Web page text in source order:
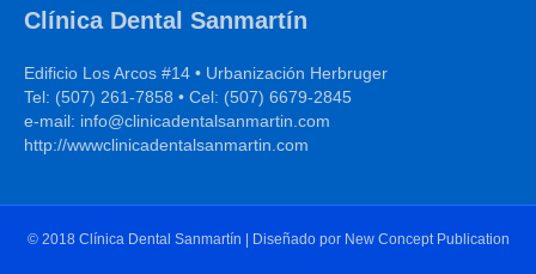
Clínica Dental Sanmartín
Edificio Los Arcos #14 • Urbanización Herbruger
Tel: (507) 261-7858 • Cel: (507) 6679-2845
e-mail: info@clinicadentalsanmartin.com
http://wwwclinicadentalsanmartin.com
© 2018 Clínica Dental Sanmartín | Diseñado por New Concept Publication